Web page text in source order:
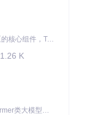
作为 Ascend for PyTorch 社区的核心组件，TorchNPU 是昇腾专为 PyTorch 打造的深度学习适配插件，使 PyTorch 框架能够直接调用昇腾 NPU，为开发者提供昇腾 AI 处理器的超强算力。
1.26 K
本项目是CANN提供的transformer类大模型算子库，实现网络在NPU上加速计算。